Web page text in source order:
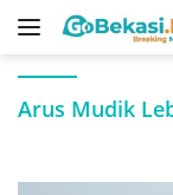
Langsung
Arus Mudik